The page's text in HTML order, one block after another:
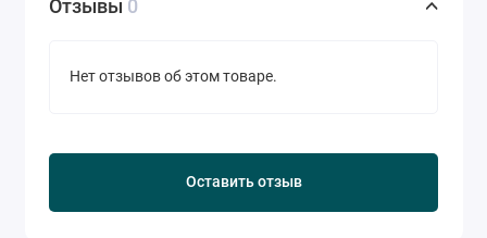
Отзывы 0
Нет отзывов об этом товаре.
Оставить отзыв